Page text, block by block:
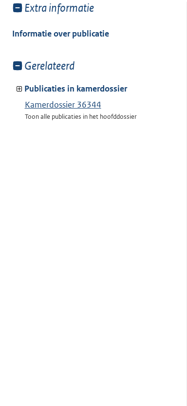
Toon
van:
Extra informatie
Informatie over publicatie
Toon
van:
Gerelateerd
Publicaties in kamerdossier
Kamerdossier 36344
Toon alle publicaties in het hoofddossier